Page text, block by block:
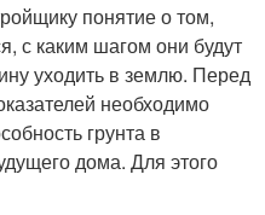
понятие о том,
с каким шагом они будут
уходить в землю. Перед
необходимо
грунта в
дома. Для этого